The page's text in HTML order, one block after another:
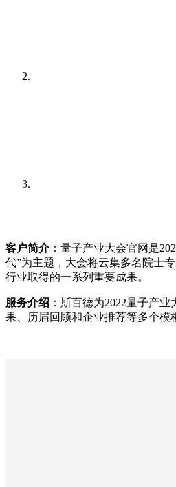
客户简介：量子产业大会官网是
代”为主题，大会将云集多名院士
行业取得的一系列重要成果。
服务介绍 ：斯百德为2022量子产
果、历届回顾和企业推荐等多个模